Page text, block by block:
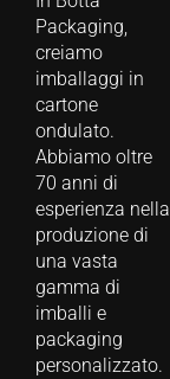
Packaging,
creiamo
imballaggi in
cartone
ondulato.
Abbiamo oltre
70 anni di
esperienza nella
produzione di
una vasta
gamma di
imballi e
packaging
personalizzato.